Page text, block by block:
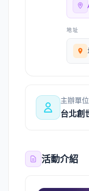
地址
主辦單位
台北創
活動介紹